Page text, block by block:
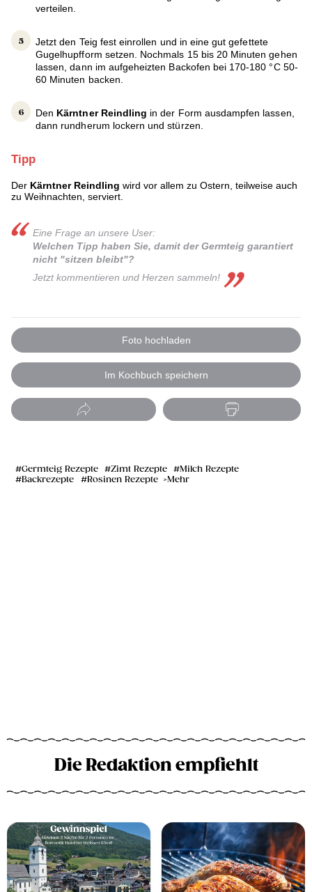
verteilen.
Jetzt den Teig fest einrollen und in eine gut gefettete
Gugelhupfform setzen. Nochmals 15 bis 20 Minuten gehen
lassen, dann im aufgeheizten Backofen bei 170-180 °C 50-
60 Minuten backen.
Den Kärntner Reindling in der Form ausdampfen lassen,
dann rundherum lockern und stürzen.
Tipp
Der Kärntner Reindling wird vor allem zu Ostern, teilweise auch
zu Weihnachten, serviert.
Eine Frage an unsere User:
Welchen Tipp haben Sie, damit der Germteig garantiert
nicht "sitzen bleibt"?
Jetzt kommentieren und Herzen sammeln!
Foto hochladen
Im Kochbuch speichern
Germteig Rezepte Zimt Rezepte
Milch Rezepte
Backrezepte
Rosinen Rezepte Mehr
Die Redaktion empfiehlt